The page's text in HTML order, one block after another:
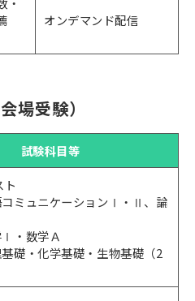
オンデマンド配信
場受験）
試験科目等
ト
ミュニケーションⅠ・Ⅱ、論
・数学Ａ
礎・化学基礎・生物基礎（2